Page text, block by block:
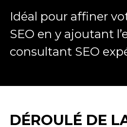
Idéal pour affiner
SEO en y ajoutant
consultant SEO
DÉROULÉ DE